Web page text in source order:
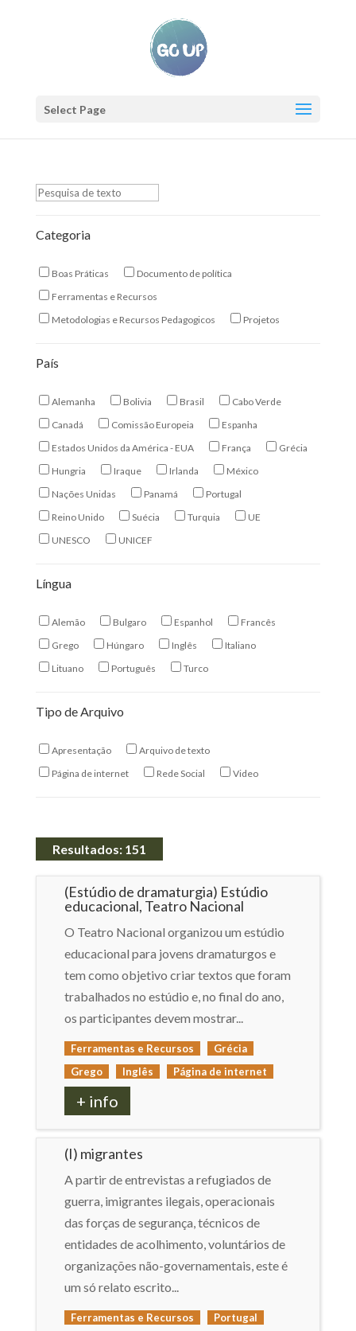
Select Page
Categoria
Boas Práticas
Documento de política
Ferramentas e Recursos
Metodologias e Recursos Pedagogicos
Projetos
País
Alemanha Bolivia Brasil
Cabo Verde
Canadá
Comissão Europeia
Espanha
Estados Unidos da América - EUA
França
Grécia
Hungria
Iraque Irlanda
México
Nações Unidas
Panamá
Portugal
Reino Unido
Suécia Turquia
UE
UNESCO
UNICEF
Língua
Alemão Bulgaro Espanhol
Francês
Grego
Húngaro Inglês
Italiano
Lituano
Português Turco
Tipo de Arquivo
Apresentação
Arquivo de texto
Página de internet
Rede Social Video
Resultados: 151
(Estúdio de dramaturgia) Estúdio
educacional, Teatro Nacional
O Teatro Nacional organizou um estúdio
educacional para jovens dramaturgos e
tem como objetivo criar textos que foram
trabalhados no estúdio e, no final do ano,
os participantes devem mostrar...
Ferramentas e Recursos
Grécia
Grego
Inglês Página de internet
+ info
(I) migrantes
A partir de entrevistas a refugiados de
guerra, imigrantes ilegais, operacionais
das forças de segurança, técnicos de
entidades de acolhimento, voluntários de
organizações não-governamentais, este é
um só relato escrito...
Ferramentas e Recursos
Portugal